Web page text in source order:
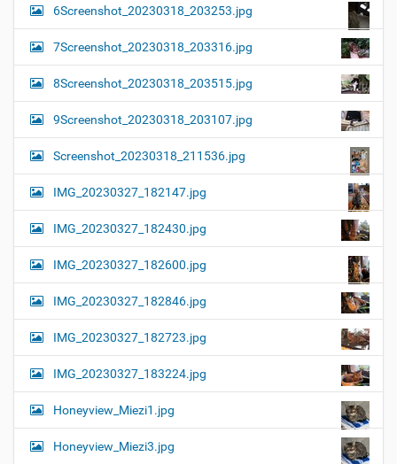
6Screenshot_20230318_203253.jpg
7Screenshot_20230318_203316.jpg
8Screenshot_20230318_203515.jpg
9Screenshot_20230318_203107.jpg
Screenshot_20230318_211536.jpg
IMG_20230327_182147.jpg
IMG_20230327_182430.jpg
IMG_20230327_182600.jpg
IMG_20230327_182846.jpg
IMG_20230327_182723.jpg
IMG_20230327_183224.jpg
Honeyview_Miezi1.jpg
Honeyview_Miezi3.jpg